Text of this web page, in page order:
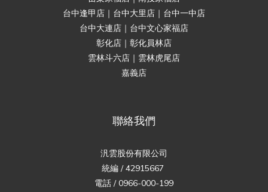
台中逢甲店｜台中大里店｜台中一中店
台中大連店｜台中文心家福店
彰化店｜彰化員林店
雲林斗六店｜雲林虎尾店
嘉義店
聯絡我們
汎雲股份有限公司
統編 / 42915667
電話 / 0966-000-199